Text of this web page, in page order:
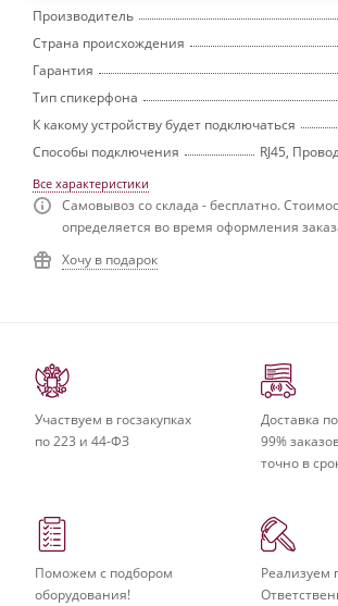
Производитель
Страна происхождения
Гарантия
Тип спикерфона
К какому устройству будет подключаться
Способы подключения
RJ45,
Все характеристики
Самовывоз со склада - бесплатно.
определяется во время оформления
Хочу в подарок
Участвуем в госзакупках
по 223 и 44-ФЗ
Доставка
99%
точно в
Поможем с подбором
оборудования!
Реализуем